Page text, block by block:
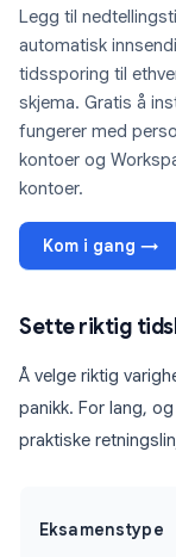
Legg til
automatisk
tidssporing til
skjema. Gratis å
fungerer med
kontoer og
kontoer.
Kom i gang →
Sette riktig
Å velge riktig
panikk. For lang,
praktiske
Eksamenstype